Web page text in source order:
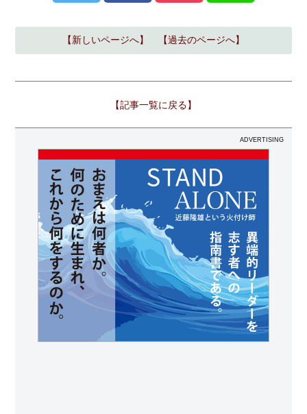
【新しいページへ】 【過去のページへ】
【記事一覧に戻る】
ADVERTISING